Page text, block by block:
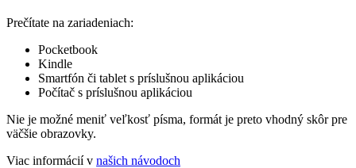
Prečítate na zariadeniach:
Pocketbook
Kindle
Smartfón či tablet s príslušnou aplikáciou
Počítač s príslušnou aplikáciou
Nie je možné meniť veľkosť písma, formát je preto vhodný skôr pre
väčšie obrazovky.
Viac informácií v našich návodoch